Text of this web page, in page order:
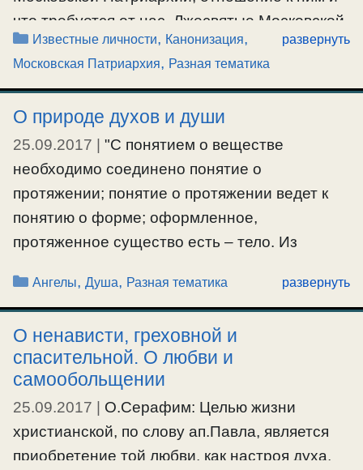
Ещё…
#индуизм,#йога, #смирение,#совершенство
что требуется от нас. Лжесвятые Московской
Патриархии. Об истинном новосвящмуч.
Валентине Свенцицком. О Серафиме
Вырицком и других выдумках из фантазий
протоиер.Василия Швеца (МП). О Паисии
Святогорце. О лицемерии и лукавстве, о
воспитании настроя души и Московской
Патриархии. О духе баптизма и
протестантизма.
#настройдуха,#совесть,#фарисеи
Рубрики
Известные личности, Канонизация,
Московская Патриархия, Разная тематика
развернуть
О природе духов и души
25.09.2017
"С понятием о веществе
необходимо соединено понятие о
протяжении; понятие о протяжении ведет к
понятию о форме; оформленное,
протяженное существо есть – тело. Из
выходят другие положения: вместо
протяжения, или как говорят, количества
экстенсивного, в них качествует количество
интенсивное, степень напряжения духовных
сил и умственно-нравственных качеств.
Такое свойство духовных существ не
требует, чтобы они непременно
оформлялись в пространстве, хотя
Рубрики
Ангелы,Душа, Разная тематика развернуть
О ненависти, греховной и
спасительной. О любви и
самообольщении
25.09.2017 | О.Серафим: Целью жизни
христианской, по слову ап.Павла, является
приобретение той любви, как настроя духа,